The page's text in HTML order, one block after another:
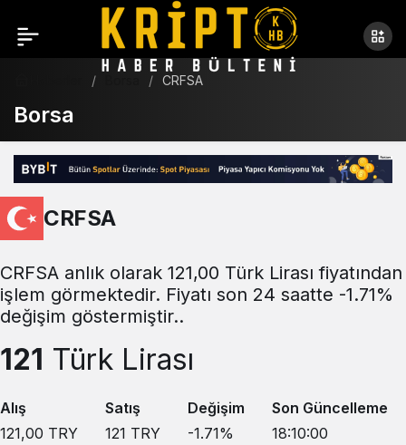
CRFSA
Borsa
CRFSA
CRFSA anlık olarak 121,00 Türk Lirası fiyatından
işlem görmektedir. Fiyatı son 24 saatte -1.71%
değişim göstermiştir..
121 Türk Lirası
Alış
121,00 TRY
Satış
121 TRY
Değişim
-1.71%
Son Güncelleme
18:10:00